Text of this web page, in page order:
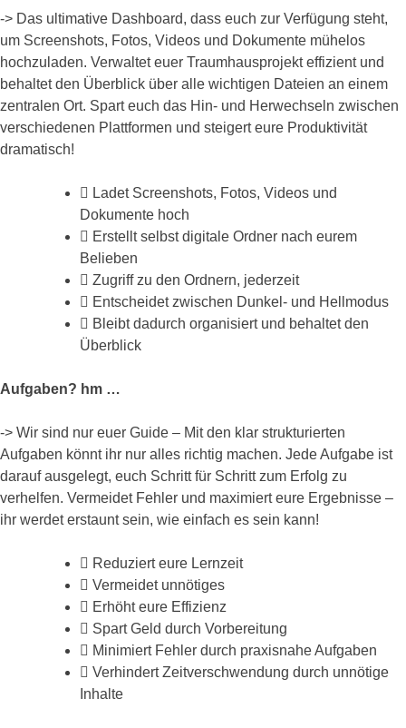
-> Das ultimative Dashboard, dass euch zur Verfügung steht,
um Screenshots, Fotos, Videos und Dokumente mühelos
hochzuladen. Verwaltet euer Traumhausprojekt effizient und
behaltet den Überblick über alle wichtigen Dateien an einem
zentralen Ort. Spart euch das Hin- und Herwechseln zwischen
verschiedenen Plattformen und steigert eure Produktivität
dramatisch!
Ladet Screenshots, Fotos, Videos und
Dokumente hoch
Erstellt selbst digitale Ordner nach eurem
Belieben
Zugriff zu den Ordnern, jederzeit
Entscheidet zwischen Dunkel- und Hellmodus
Bleibt dadurch organisiert und behaltet den
Überblick
Aufgaben? hm …
-> Wir sind nur euer Guide – Mit den klar strukturierten
Aufgaben könnt ihr nur alles richtig machen. Jede Aufgabe ist
darauf ausgelegt, euch Schritt für Schritt zum Erfolg zu
verhelfen. Vermeidet Fehler und maximiert eure Ergebnisse –
ihr werdet erstaunt sein, wie einfach es sein kann!
Reduziert eure Lernzeit
Vermeidet unnötiges
Erhöht eure Effizienz
Spart Geld durch Vorbereitung
Minimiert Fehler durch praxisnahe Aufgaben
Verhindert Zeitverschwendung durch unnötige
Inhalte